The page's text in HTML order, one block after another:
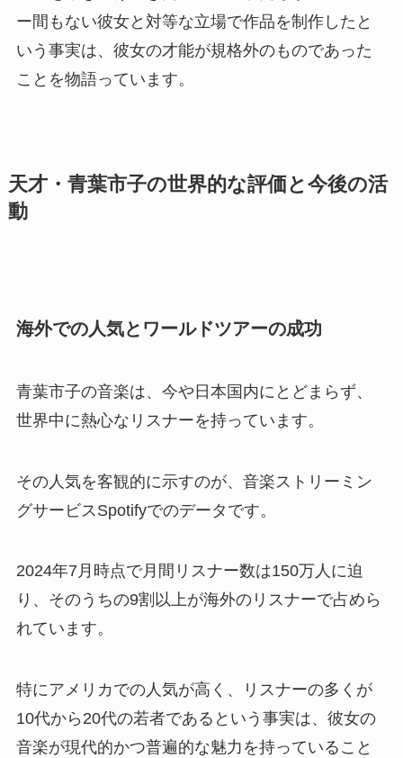
ー間もない彼女と対等な立場で作品を制作したと
いう事実は、彼女の才能が規格外のものであった
ことを物語っています。
天才・青葉市子の世界的な評価と今後の活
動
海外での人気とワールドツアーの成功
青葉市子の音楽は、今や日本国内にとどまらず、
世界中に熱心なリスナーを持っています。
その人気を客観的に示すのが、音楽ストリーミン
グサービスSpotifyでのデータです。
2024年7月時点で月間リスナー数は150万人に迫
り、そのうちの9割以上が海外のリスナーで占めら
れています。
特にアメリカでの人気が高く、リスナーの多くが
10代から20代の若者であるという事実は、彼女の
音楽が現代的かつ普遍的な魅力を持っていること